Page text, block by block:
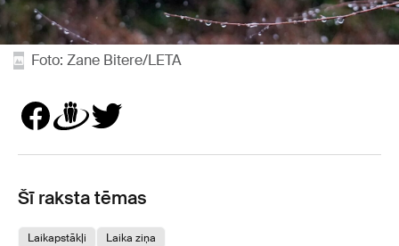
Foto: Zane Bitere/LETA
Šī raksta tēmas
Laikapstākļi Laika ziņa